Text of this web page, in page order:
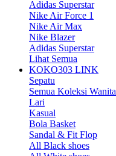
Adidas Superstar
Nike Air Force 1
Nike Air Max
Nike Blazer
Adidas Superstar
Lihat Semua
KOKO303 LINK
Sepatu
Semua Koleksi Wanita
Lari
Kasual
Bola Basket
Sandal & Fit Flop
All Black shoes